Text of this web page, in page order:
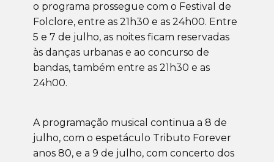
o programa prossegue com o Festival de
Folclore, entre as 21h30 e as 24h00. Entre
5 e 7 de julho, as noites ficam reservadas
às danças urbanas e ao concurso de
bandas, também entre as 21h30 e as
24h00.
A programação musical continua a 8 de
julho, com o espetáculo Tributo Forever
anos 80, e a 9 de julho, com concerto dos